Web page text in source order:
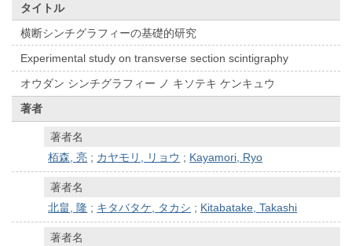
タイトル
横断シンチグラフィーの基礎的研究
Experimental study on transverse section scintigraphy
オウダン シンチグラフィー ノ キソテキ ケンキュウ
著者
著者名
栢森, 亮 ; カヤモリ, リョウ ; Kayamori, Ryo
著者名
北畠, 隆 ; キタバタケ, タカシ ; Kitabatake, Takashi
著者名